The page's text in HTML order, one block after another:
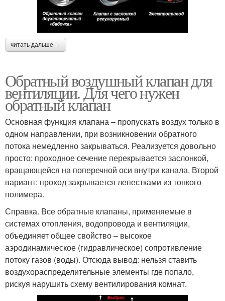
читать дальше →
Обратный воздушный клапан для
вентиляции. Для чего нужен
обратный клапан
Основная функция клапана – пропускать воздух только в
одном направлении, при возникновении обратного
потока немедленно закрываться. Реализуется довольно
просто: проходное сечение перекрывается заслонкой,
вращающейся на поперечной оси внутри канала. Второй
вариант: проход закрывается лепестками из тонкого
полимера.
Справка. Все обратные клапаны, применяемые в
системах отопления, водопровода и вентиляции,
объединяет общее свойство – высокое
аэродинамическое (гидравлическое) сопротивление
потоку газов (воды). Отсюда вывод: нельзя ставить
воздухораспределительные элементы где попало,
рискуя нарушить схему вентилирования комнат.